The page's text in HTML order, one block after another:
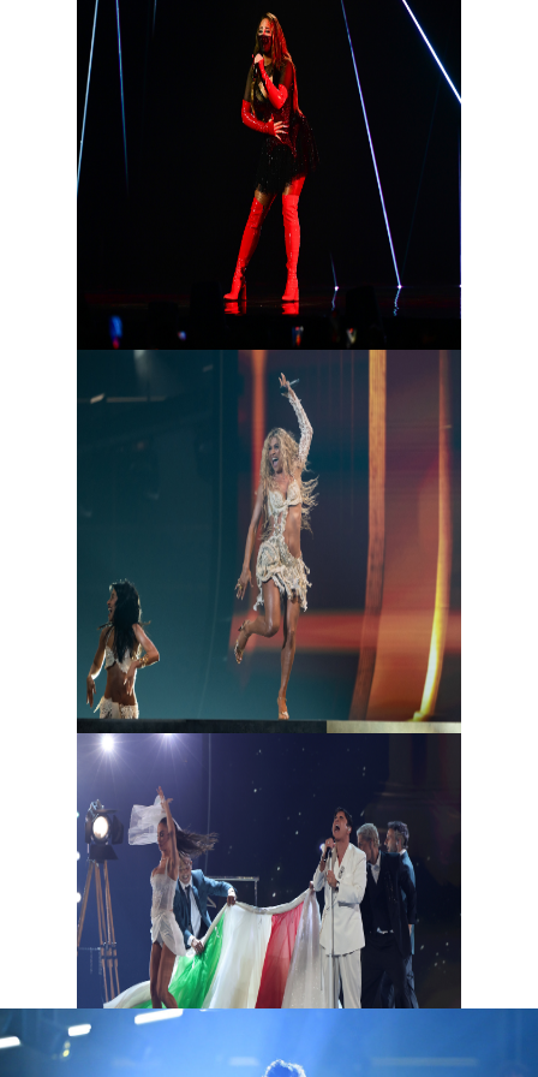
Дальше начался традиционный для
конкурса «экскурс в прошлое» — нации
словно бы соревновались в том, кто
старше (или хотя бы старше десяти лет).
Шведская исполнительница Felicia вышла
в маске ковидных времен (хотя, возможно,
она просто что-то знает о хантавирусе?).
За Кипр выступал кто-то очень похожий
на Шакиру. Итальянец Саль да Винчи
превратил «Евровидение» в фестиваль
Сан-Ремо, исполнив проникновенный гимн
любви Per Sempre Sì. Наконец, австрийская
звездочка Cosmo сыграла крафтверк-
макарену — идеальное «радио
ностальгия».
Самый электро-
свинговый
перерыв